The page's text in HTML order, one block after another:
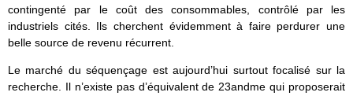
contingenté par le coût des consommables, contrôlé par les
industriels cités. Ils cherchent évidemment à faire perdurer une
belle source de revenu récurrent.
Le marché du séquençage est aujourd’hui surtout focalisé sur la
recherche. Il n’existe pas d’équivalent de 23andme qui proposerait